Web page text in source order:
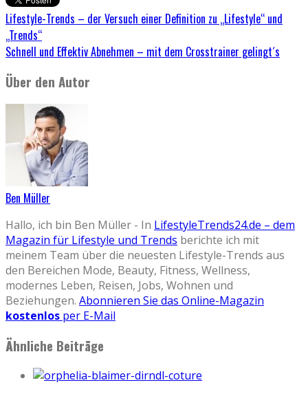
Lifestyle-Trends – der Versuch einer Definition zu „Lifestyle“ und
„Trends“
Schnell und Effektiv Abnehmen – mit dem Crosstrainer gelingt´s
Über den Autor
Ben Müller
Hallo, ich bin Ben Müller - In LifestyleTrends24.de – dem
Magazin für Lifestyle und Trends berichte ich mit
meinem Team über die neuesten Lifestyle-Trends aus
den Bereichen Mode, Beauty, Fitness, Wellness,
modernes Leben, Reisen, Jobs, Wohnen und
Beziehungen. Abonnieren Sie das Online-Magazin
kostenlos per E-Mail
Ähnliche Beiträge